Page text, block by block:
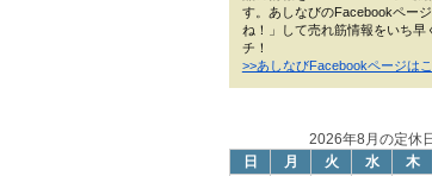
す。あしなびのFacebookペー
ね！」して売れ筋情報をいち早
チ！
>>あしなびFacebookページは
2026年8月の定休
日
月 火 水 木